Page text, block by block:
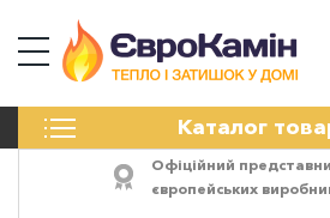
Каталог
ПЕЧІ
ЕЛЕКТРОКАМІНИ
Офіційний
європейських